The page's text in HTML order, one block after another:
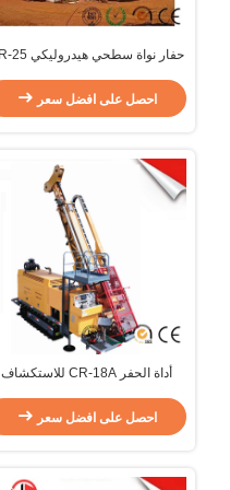
حفار نواة سطحي هيدروليكي CR-25
احصل على افضل سعر
أداة الحفر CR-18A للاستكشاف
احصل على افضل سعر